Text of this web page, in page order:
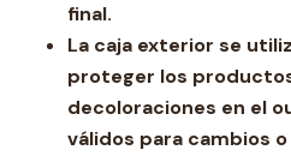
final.
La caja exterior se
proteger los
decoloraciones en el
válidos para cambios